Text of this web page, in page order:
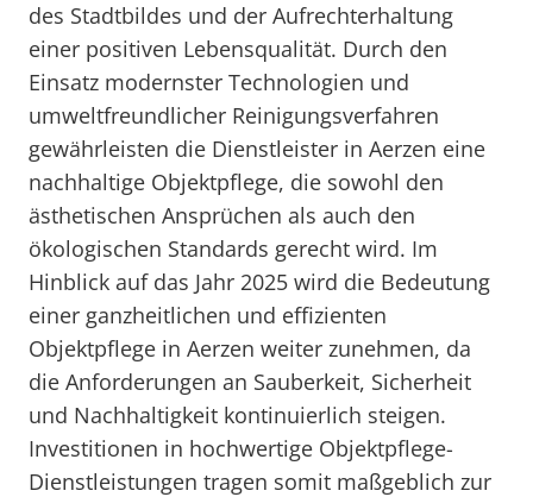
des Stadtbildes und der Aufrechterhaltung
einer positiven Lebensqualität. Durch den
Einsatz modernster Technologien und
umweltfreundlicher Reinigungsverfahren
gewährleisten die Dienstleister in Aerzen eine
nachhaltige Objektpflege, die sowohl den
ästhetischen Ansprüchen als auch den
ökologischen Standards gerecht wird. Im
Hinblick auf das Jahr 2025 wird die Bedeutung
einer ganzheitlichen und effizienten
Objektpflege in Aerzen weiter zunehmen, da
die Anforderungen an Sauberkeit, Sicherheit
und Nachhaltigkeit kontinuierlich steigen.
Investitionen in hochwertige Objektpflege-
Dienstleistungen tragen somit maßgeblich zur